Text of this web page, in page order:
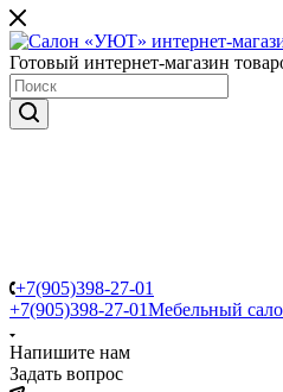
Готовый интернет-магазин
+7(905)398-27-01
+7(905)398-27-01Мебельный
Напишите нам
Задать вопрос